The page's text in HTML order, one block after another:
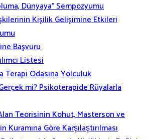
Dünyaya” Sempozyumu
Kişilik Gelişimine Etkileri
Başvuru
Listesi
Terapi Odasına Yolculuk
mi? Psikoterapide Rüyalarla
Teorisinin Kohut, Masterson ve
Kuramına Göre Karşılaştırılması